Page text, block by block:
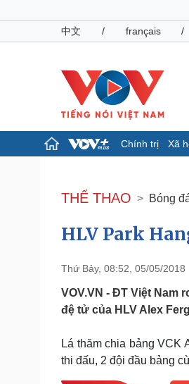
中文
/ français /
Chính trị Xã
Đảng
Tổ chức nhân sự
Nhận diện sự thật
Pháp luật
Vụ án
Tư vấn luật
THỂ THAO Bóng
HLV Park
Thứ Bảy, 08:52, 05/05/2018
VOV.VN - ĐT Việt Nam
đệ tử của HLV Alex
Lá thăm chia bảng VCK
thi đấu, 2 đội đầu bảng